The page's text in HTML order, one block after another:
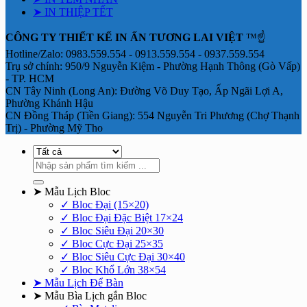
➤ IN THIỆP TẾT
CÔNG TY THIẾT KẾ IN ẤN TƯƠNG LAI VIỆT ™☝️
Hotline/Zalo: 0983.559.554 - 0913.559.554 - 0937.559.554
Trụ sở chính: 950/9 Nguyễn Kiệm - Phường Hạnh Thông (Gò Vấp)
- TP. HCM
CN Tây Ninh (Long An): Đường Võ Duy Tạo, Ấp Ngãi Lợi A,
Phường Khánh Hậu
CN Đồng Tháp (Tiền Giang): 554 Nguyễn Tri Phương (Chợ Thạnh
Trị) - Phường Mỹ Tho
Tìm
kiếm:
➤ Mẫu Lịch Bloc
✓ Bloc Đại (15×20)
✓ Bloc Đại Đặc Biệt 17×24
✓ Bloc Siêu Đại 20×30
✓ Bloc Cực Đại 25×35
✓ Bloc Siêu Cực Đại 30×40
✓ Bloc Khổ Lớn 38×54
➤ Mẫu Lịch Để Bàn
➤ Mẫu Bìa Lịch gắn Bloc